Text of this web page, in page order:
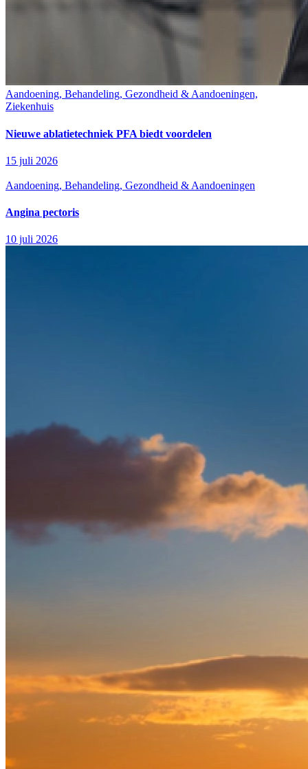
Aandoening, Behandeling, Gezondheid & Aandoeningen,
Ziekenhuis
Nieuwe ablatietechniek PFA biedt voordelen
15 juli 2026
Aandoening, Behandeling, Gezondheid & Aandoeningen
Angina pectoris
10 juli 2026